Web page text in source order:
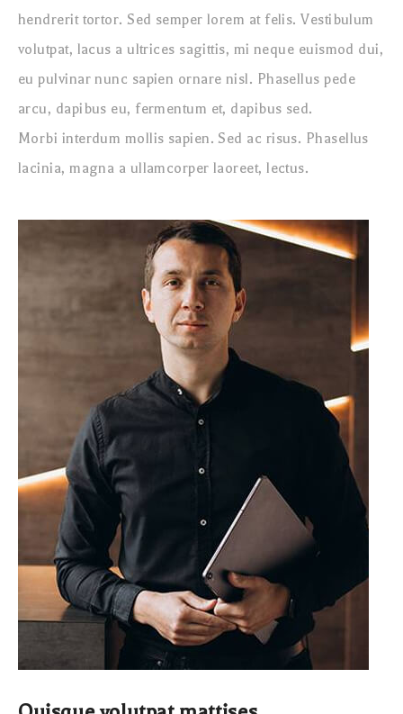
hendrerit tortor. Sed semper lorem at felis. Vestibulum
volutpat, lacus a ultrices sagittis, mi neque euismod dui,
eu pulvinar nunc sapien ornare nisl. Phasellus pede
arcu, dapibus eu, fermentum et, dapibus sed.
Morbi interdum mollis sapien. Sed ac risus. Phasellus
lacinia, magna a ullamcorper laoreet, lectus.